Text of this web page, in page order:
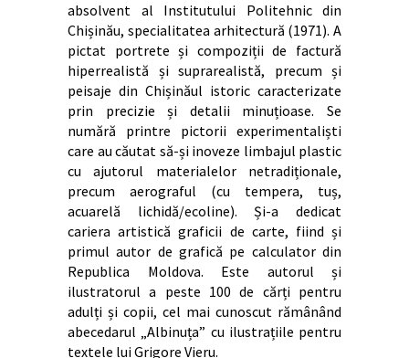
absolvent al Institutului Politehnic din
Chișinău, specialitatea arhitectură (1971). A
pictat portrete și compoziții de factură
hiperrealistă și suprarealistă, precum și
peisaje din Chișinăul istoric caracterizate
prin precizie și detalii minuțioase. Se
numără printre pictorii experimentaliști
care au căutat să-și inoveze limbajul plastic
cu ajutorul materialelor netradiționale,
precum aerograful (cu tempera, tuș,
acuarelă lichidă/ecoline). Și-a dedicat
cariera artistică graficii de carte, fiind și
primul autor de grafică pe calculator din
Republica Moldova. Este autorul și
ilustratorul a peste 100 de cărți pentru
adulți și copii, cel mai cunoscut rămânând
abecedarul „Albinuța” cu ilustrațiile pentru
textele lui Grigore Vieru.